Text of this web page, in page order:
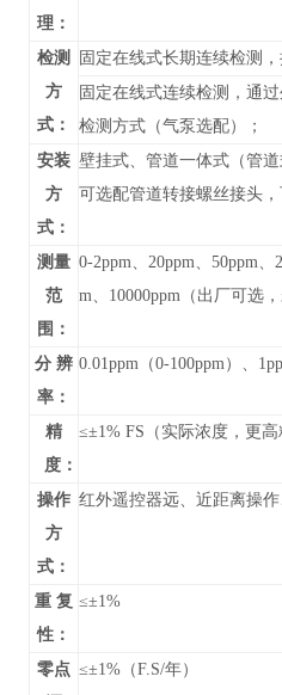
理：
检测
方
式：
固定在线式长期连续检测
固定在线式连续检测，通
检测方式（气泵选配）；
安装
方
式：
壁挂式、管道一体式（管道
可选配管道转接螺丝接头，
测量
范
围：
0-2ppm、20ppm、50ppm、
m、10000ppm （ 出厂可选
分 辨
率：
0.01ppm（0-100ppm）、
精
度：
≤±1% FS（实际浓度，更
操作
方
式：
红外遥控器远、近距离操
重 复
性：
≤±1%
零点 ≤±1%（F.S/年）